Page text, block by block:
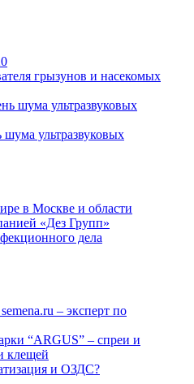
грызунов и насекомых
ультразвуковых
в Москве и области
«Дез Групп»
дела
– эксперт по
“ARGUS” – спреи и
клещей
и ОЗДС?